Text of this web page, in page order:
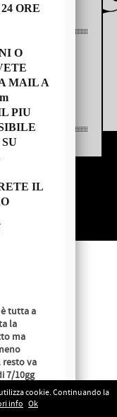
cookie. Continuando la
info Ok
ORE
O
MAIL A
PIU
IL
tutta a
la
ma
resto va
7/10gg